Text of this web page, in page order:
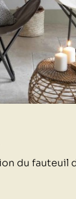
du fauteuil